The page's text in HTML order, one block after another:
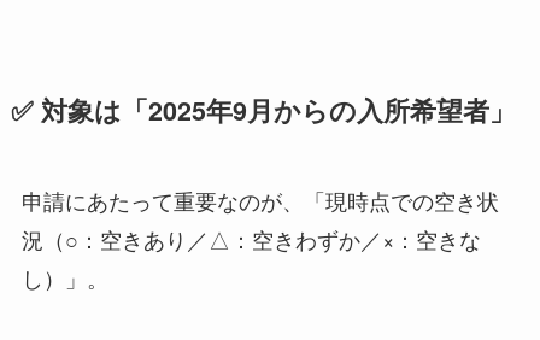
✅ 対象は「2025年9月からの入所希望者」
申請にあたって重要なのが、「現時点での空き状
況（○：空きあり／△：空きわずか／×：空きな
し）」。